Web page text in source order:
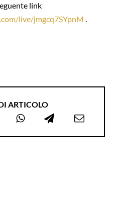
link
live/jmgcq7SYpnM .
ARTICOLO